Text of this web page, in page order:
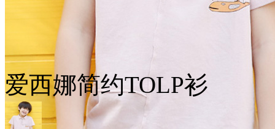
爱西娜简约TOLP衫